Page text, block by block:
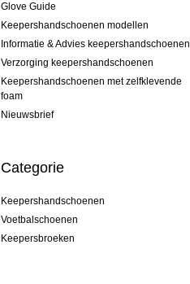
Glove Guide
Keepershandschoenen modellen
Informatie & Advies keepershandschoenen
Verzorging keepershandschoenen
Keepershandschoenen met zelfklevende
foam
Nieuwsbrief
Categorie
Keepershandschoenen
Voetbalschoenen
Keepersbroeken